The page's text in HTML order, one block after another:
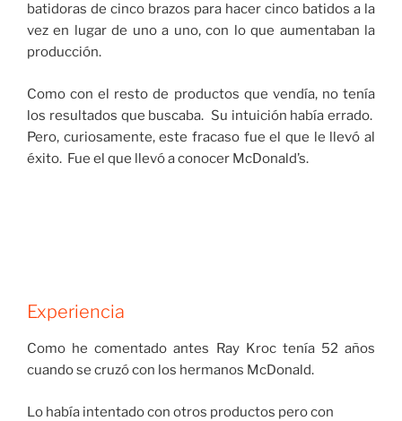
batidoras de cinco brazos para hacer cinco batidos a la
vez en lugar de uno a uno, con lo que aumentaban la
producción.
Como con el resto de productos que vendía, no tenía
los resultados que buscaba. Su intuición había errado.
Pero, curiosamente, este fracaso fue el que le llevó al
éxito. Fue el que llevó a conocer McDonald’s.
Experiencia
Como he comentado antes Ray Kroc tenía 52 años
cuando se cruzó con los hermanos McDonald.
Lo había intentado con otros productos pero con